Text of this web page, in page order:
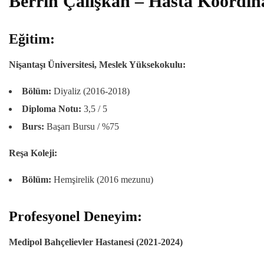
Eğitim:
Nişantaşı Üniversitesi, Meslek Yüksekokulu:
Bölüm: Diyaliz (2016-2018)
Diploma Notu: 3,5 / 5
Burs: Başarı Bursu / %75
Reşa Koleji:
Bölüm: Hemşirelik (2016 mezunu)
Profesyonel Deneyim:
Medipol Bahçelievler Hastanesi (2021-2024)